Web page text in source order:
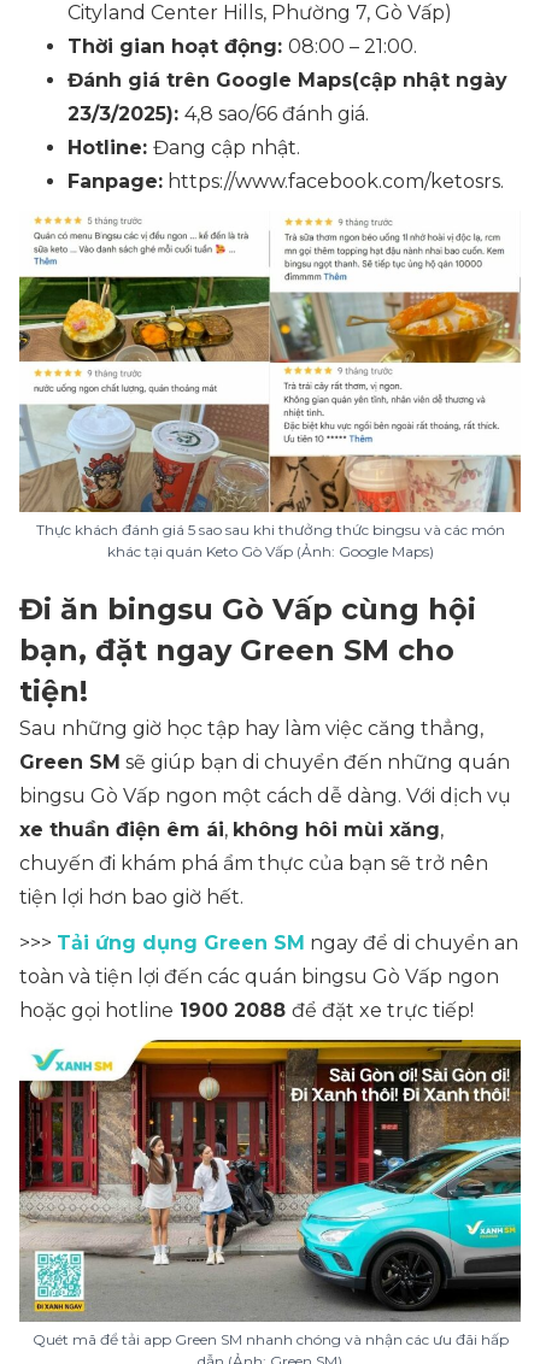
Cityland Center Hills, Phường 7, Gò Vấp)
Thời gian hoạt động: 08:00 – 21:00.
Đánh giá trên Google Maps(cập nhật ngày
23/3/2025): 4,8 sao/66 đánh giá.
Hotline: Đang cập nhật.
Fanpage: https://www.facebook.com/ketosrs.
Thực khách đánh giá 5 sao sau khi thưởng thức bingsu và các món
khác tại quán Keto Gò Vấp (Ảnh: Google Maps)
Đi ăn bingsu Gò Vấp cùng hội
bạn, đặt ngay Green SM cho
tiện!
Sau những giờ học tập hay làm việc căng thẳng,
Green SM sẽ giúp bạn di chuyển đến những quán
bingsu Gò Vấp ngon một cách dễ dàng. Với dịch vụ
xe thuần điện êm ái, không hôi mùi xăng,
chuyến đi khám phá ẩm thực của bạn sẽ trở nên
tiện lợi hơn bao giờ hết.
>>> Tải ứng dụng Green SM ngay để di chuyển an
toàn và tiện lợi đến các quán bingsu Gò Vấp ngon
hoặc gọi hotline 1900 2088 để đặt xe trực tiếp!
Quét mã để tải app Green SM nhanh chóng và nhận các ưu đãi hấp